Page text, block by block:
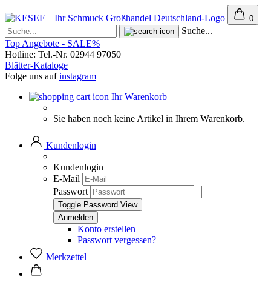
0
Suche...
Top Angebote - SALE%
Hotline: Tel.-Nr. 02944 97050
Blätter-Kataloge
Folge uns aufinstagram
Ihr Warenkorb
Sie haben noch keine Artikel in Ihrem Warenkorb.
Kundenlogin
Kundenlogin
E-Mail
Passwort
Toggle Password View
Konto erstellen
Passwort vergessen?
Merkzettel